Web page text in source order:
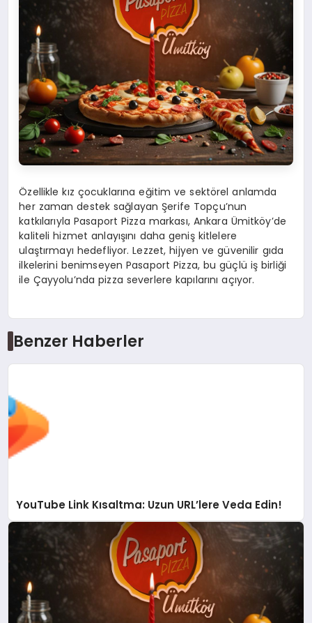
Özellikle kız çocuklarına eğitim ve sektörel anlamda
her zaman destek sağlayan Şerife Topçu’nun
katkılarıyla Pasaport Pizza markası, Ankara Ümitköy’de
kaliteli hizmet anlayışını daha geniş kitlelere
ulaştırmayı hedefliyor. Lezzet, hijyen ve güvenilir gıda
ilkelerini benimseyen Pasaport Pizza, bu güçlü iş birliği
ile Çayyolu’nda pizza severlere kapılarını açıyor.
Benzer Haberler
YouTube Link Kısaltma: Uzun URL’lere Veda Edin!